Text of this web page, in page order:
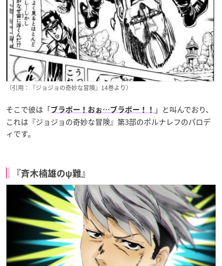
（引用：『ジョジョの奇妙な冒険』14巻より）
そこで彼は「ブラボー！おぉ…ブラボー！！
」と叫んでおり、
これは『ジョジョの奇妙な冒険』第3部のポルナレフのパロデ
ィです。
『斉木楠雄のψ難』